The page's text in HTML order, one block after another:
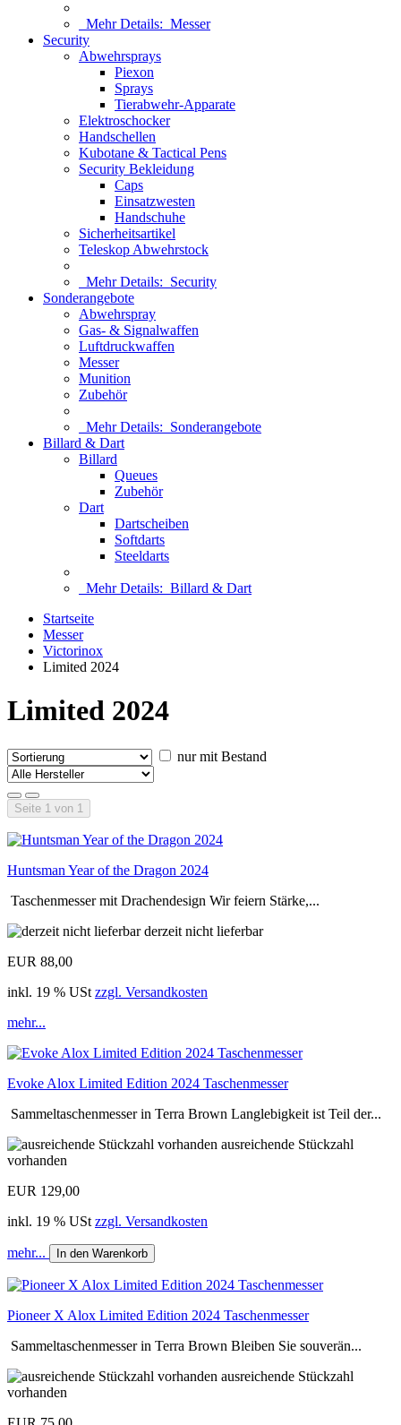
Mehr Details: Messer
Security
Abwehrsprays
Piexon
Sprays
Tierabwehr-Apparate
Elektroschocker
Handschellen
Kubotane & Tactical Pens
Security Bekleidung
Caps
Einsatzwesten
Handschuhe
Sicherheitsartikel
Teleskop Abwehrstock
Mehr Details: Security
Sonderangebote
Abwehrspray
Gas- & Signalwaffen
Luftdruckwaffen
Messer
Munition
Zubehör
Mehr Details: Sonderangebote
Billard & Dart
Billard
Queues
Zubehör
Dart
Dartscheiben
Softdarts
Steeldarts
Mehr Details: Billard & Dart
Startseite
Messer
Victorinox
Limited 2024
Limited 2024
nur mit Bestand
Seite 1 von 1
Huntsman Year of the Dragon 2024
Taschenmesser mit Drachendesign Wir feiern Stärke,...
derzeit nicht lieferbar
EUR 88,00
inkl. 19 % USt zzgl. Versandkosten
mehr...
Evoke Alox Limited Edition 2024 Taschenmesser
Sammeltaschenmesser in Terra Brown Langlebigkeit ist Teil der...
ausreichende Stückzahl
vorhanden
EUR 129,00
inkl. 19 % USt zzgl. Versandkosten
mehr... In den Warenkorb
Pioneer X Alox Limited Edition 2024 Taschenmesser
Sammeltaschenmesser in Terra Brown Bleiben Sie souverän...
ausreichende Stückzahl
vorhanden